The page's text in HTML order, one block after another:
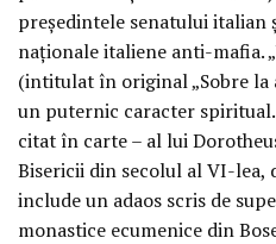
preşedintele senatului italian
naţionale italiene anti-mafia.
(intitulat în original „Sobre la
un puternic caracter
citat în carte – al lui
Bisericii din secolul al VI-lea,
include un adaos scris de
monastice ecumenice din